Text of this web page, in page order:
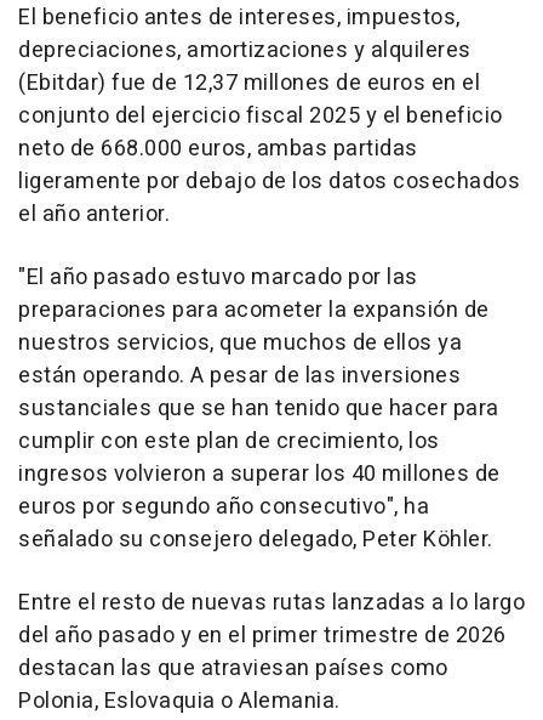
El beneficio antes de intereses, impuestos,
depreciaciones, amortizaciones y alquileres
(Ebitdar) fue de 12,37 millones de euros en el
conjunto del ejercicio fiscal 2025 y el beneficio
neto de 668.000 euros, ambas partidas
ligeramente por debajo de los datos cosechados
el año anterior.
"El año pasado estuvo marcado por las
preparaciones para acometer la expansión de
nuestros servicios, que muchos de ellos ya
están operando. A pesar de las inversiones
sustanciales que se han tenido que hacer para
cumplir con este plan de crecimiento, los
ingresos volvieron a superar los 40 millones de
euros por segundo año consecutivo", ha
señalado su consejero delegado, Peter Köhler.
Entre el resto de nuevas rutas lanzadas a lo largo
del año pasado y en el primer trimestre de 2026
destacan las que atraviesan países como
Polonia, Eslovaquia o Alemania.